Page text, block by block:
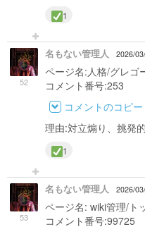
1
52
名もない管理人 2026/
ページ名:人格/グレゴ
コメント番号:253
コメントのコピー
理由:対立煽り、挑発
1
53
名もない管理人 2026/
ページ名: wiki管理/ト
コメント番号:99725